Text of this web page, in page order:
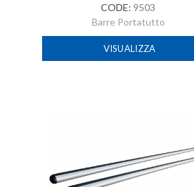
CODE: 9503
Barre Portatutto
VISUALIZZA